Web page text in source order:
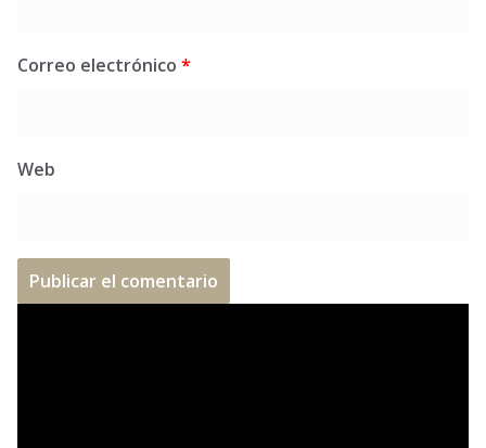
Correo electrónico *
Web